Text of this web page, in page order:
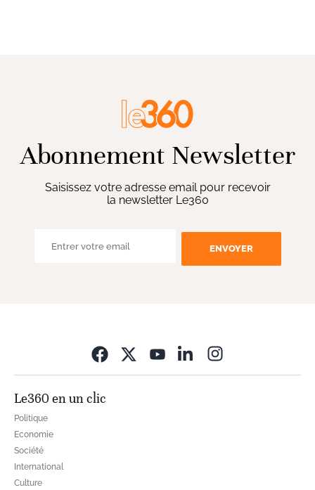
Abonnement Newsletter
Saisissez votre adresse email pour recevoir
la newsletter Le360
ENVOYER
Le360 en un clic
Politique
Economie
Société
International
Culture